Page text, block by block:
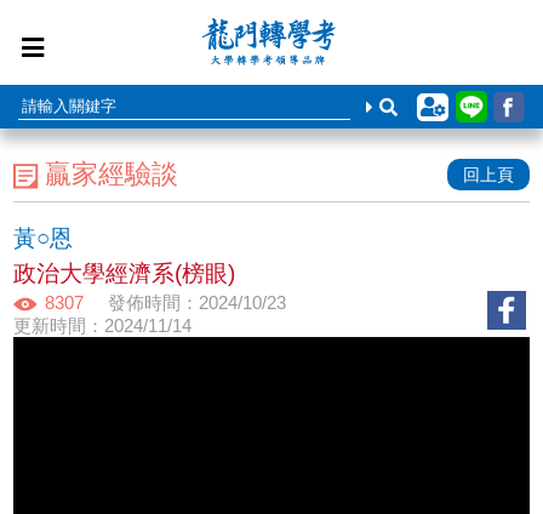
贏家經驗談 回上頁
黃○恩
政治大學經濟系(榜眼)
8307
發佈時間：2024/10/23
更新時間：2024/11/14